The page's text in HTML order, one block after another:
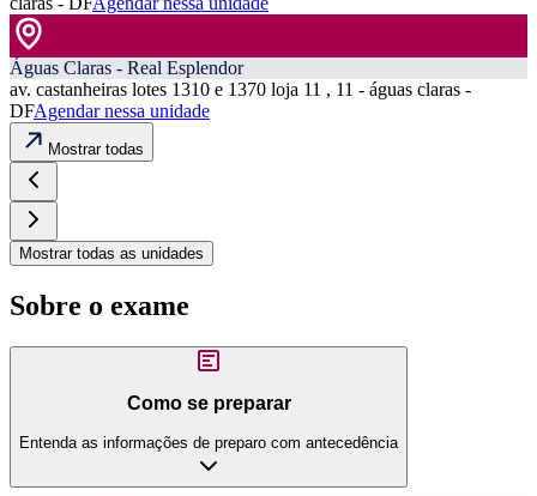
Águas Claras - Real Esplendor
av. castanheiras lotes 1310 e 1370 loja 11 , 11 - águas claras -
DFAgendar nessa unidade
Mostrar todas
Mostrar todas as unidades
Sobre o exame
Como se preparar
Entenda as informações de preparo com antecedência